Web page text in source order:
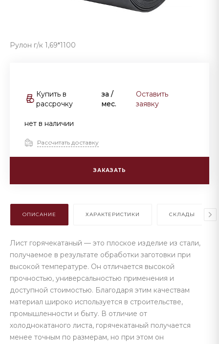
Рулон г/к 1,69*1100
Купить в
рассрочку
за/
мес.
Оставить
заявку
нет в наличии
Рассчитать доставку
ЗАКАЗАТЬ
ОПИСАНИЕ ХАРАКТЕРИСТИКИ СКЛАДЫ
Лист горячекатаный — это плоское изделие из стали,
получаемое в результате обработки заготовки при
высокой температуре. Он отличается высокой
прочностью, универсальностью применения и
доступной стоимостью. Благодаря этим качествам
материал широко используется в строительстве,
промышленности и быту. В отличие от
холоднокатаного листа, горячекатаный получается
менее точным по размерам, но при этом он